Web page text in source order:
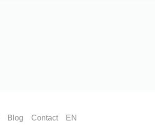
Blog Contact EN